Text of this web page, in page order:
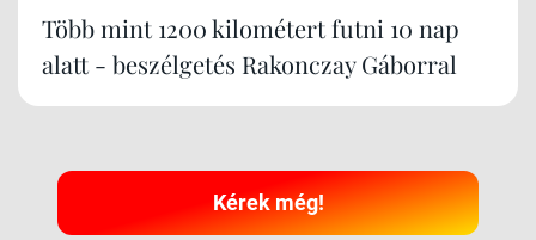
Több mint 1200 kilométert futni 10 nap
alatt - beszélgetés Rakonczay Gáborral
Kérek még!